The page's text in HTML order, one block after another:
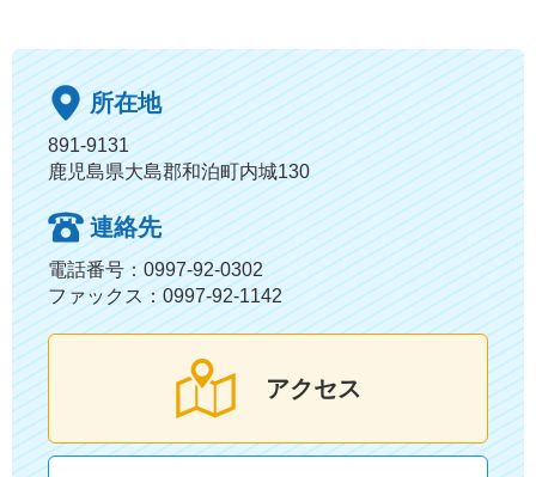
所在地
891-9131
鹿児島県大島郡和泊町内城130
連絡先
電話番号：0997-92-0302
ファックス：0997-92-1142
アクセス